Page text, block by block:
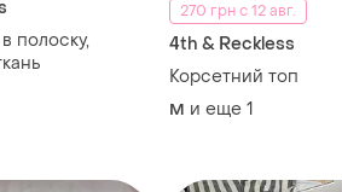
полоску,
270 грн с 12 авг.
4th & Reckless
Корсетний топ
M и еще 1